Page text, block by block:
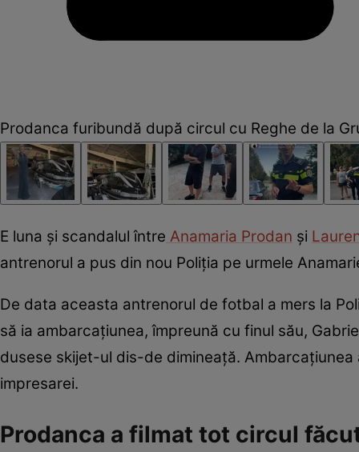
Prodanca furibundă după circul cu Reghe de la
E luna și scandalul între Anamaria Prodan și
antrenorul a pus din nou Poliția pe urmele
De data aceasta antrenorul de fotbal a mers la
să ia ambarcațiunea, împreună cu finul său,
dusese skijet-ul dis-de dimineață.
impresarei.
Prodanca a filmat tot circul